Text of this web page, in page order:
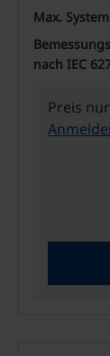
Max.
nach IEC
Preis